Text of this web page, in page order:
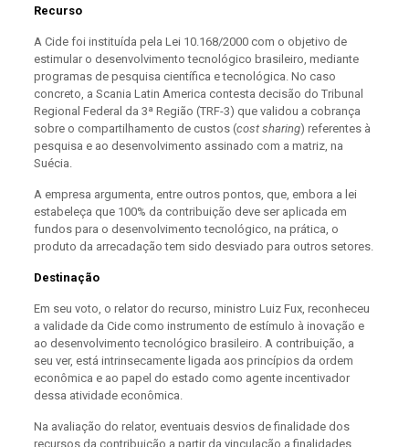
Recurso
A Cide foi instituída pela Lei 10.168/2000 com o objetivo de
estimular o desenvolvimento tecnológico brasileiro, mediante
programas de pesquisa científica e tecnológica. No caso
concreto, a Scania Latin America contesta decisão do Tribunal
Regional Federal da 3ª Região (TRF-3) que validou a cobrança
sobre o compartilhamento de custos (cost sharing) referentes à
pesquisa e ao desenvolvimento assinado com a matriz, na
Suécia.
A empresa argumenta, entre outros pontos, que, embora a lei
estabeleça que 100% da contribuição deve ser aplicada em
fundos para o desenvolvimento tecnológico, na prática, o
produto da arrecadação tem sido desviado para outros setores.
Destinação
Em seu voto, o relator do recurso, ministro Luiz Fux, reconheceu
a validade da Cide como instrumento de estímulo à inovação e
ao desenvolvimento tecnológico brasileiro. A contribuição, a
seu ver, está intrinsecamente ligada aos princípios da ordem
econômica e ao papel do estado como agente incentivador
dessa atividade econômica.
Na avaliação do relator, eventuais desvios de finalidade dos
recursos da contribuição a partir da vinculação a finalidades